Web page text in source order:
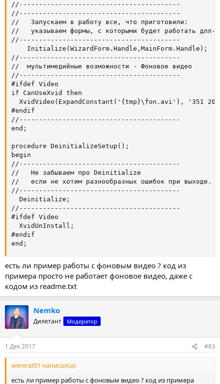
//-----------------------------------------
//-----------------------------------------
//   Запускаем в работу все, что приготовили:
//   указываем формы, с которыми будет работать длл-
//-----------------------------------------
    Initialize(WizardForm.Handle,MainForm.Handle);
//-----------------------------------------
//  мультимедийные возможности - Фоновое видео
//-----------------------------------------
#ifdef Video
if CanUseXvid then
XvidVideo(ExpandConstant('{tmp}\fon.avi'), '351
#endif
//-----------------------------------------
end;
procedure DeinitializeSetup();
begin
//-----------------------------------------
//   Не забываем про Deinitialize
//   если не хотим разнообразных ошибок при выходе.
//-----------------------------------------
  Deinitialize;
//-----------------------------------------
#ifdef Video
  XvidUnInstall;
#endif
end;
есть ли пример работы с фоновым видео ? код из
примера просто не работает фоновое видео, даже с
кодом из readme.txt
Nemko
Дилетант Модератор
1 Дек 2017 #83
wererat01 написал(а):
есть ли пример работы с фоновым видео ? код из примера